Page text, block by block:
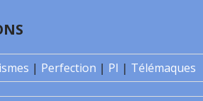
| Perfection | PI | Télémaques